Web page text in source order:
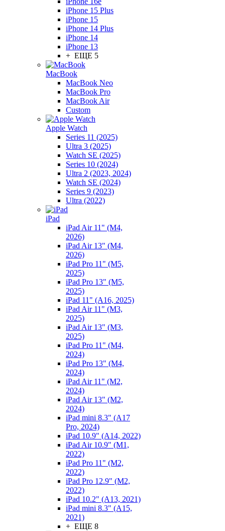
iPhone 15 Plus
iPhone 15
iPhone 14 Plus
iPhone 14
iPhone 13
+ ЕЩЕ 5
MacBook
MacBook Neo
MacBook Pro
MacBook Air
Custom
Apple Watch
Series 11 (2025)
Ultra 3 (2025)
Watch SE (2025)
Series 10 (2024)
Ultra 2 (2023, 2024)
Watch SE (2024)
Series 9 (2023)
Ultra (2022)
iPad
iPad Air 11" (M4,
2026)
iPad Air 13" (M4,
2026)
iPad Pro 11" (M5,
2025)
iPad Pro 13" (M5,
2025)
iPad 11" (A16, 2025)
iPad Air 11" (M3,
2025)
iPad Air 13" (M3,
2025)
iPad Pro 11" (M4,
2024)
iPad Pro 13" (M4,
2024)
iPad Air 11" (M2,
2024)
iPad Air 13" (M2,
2024)
iPad mini 8.3" (A17
Pro, 2024)
iPad 10.9" (A14, 2022)
iPad Air 10.9" (M1,
2022)
iPad Pro 11" (M2,
2022)
iPad Pro 12.9" (M2,
2022)
iPad 10.2" (A13, 2021)
iPad mini 8.3" (A15,
2021)
+ ЕЩЕ 8